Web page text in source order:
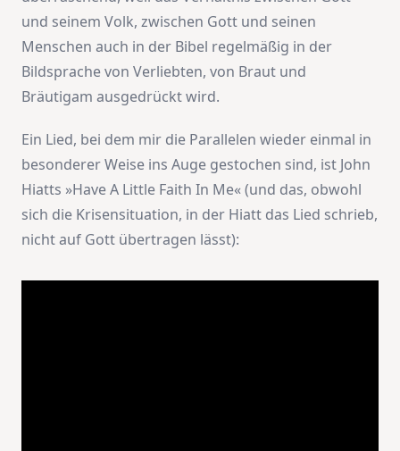
und seinem Volk, zwischen Gott und seinen
Menschen auch in der Bibel regelmäßig in der
Bildsprache von Verliebten, von Braut und
Bräutigam ausgedrückt wird.
Ein Lied, bei dem mir die Parallelen wieder einmal in
besonderer Weise ins Auge gestochen sind, ist John
Hiatts »Have A Little Faith In Me« (und das, obwohl
sich die Krisensituation, in der Hiatt das Lied schrieb,
nicht auf Gott übertragen lässt):